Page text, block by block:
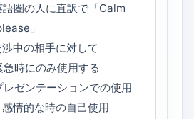
語圏の人に直訳で「Calm
」
渉中の相手に対して
急時にのみ使用する
レゼンテーションでの使用
感情的な時の自己使用